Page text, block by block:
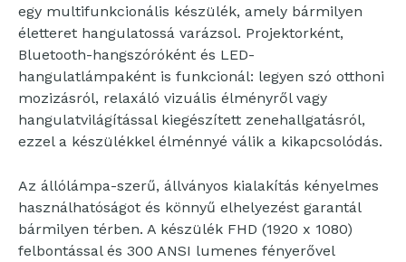
egy multifunkcionális készülék, amely bármilyen
életteret hangulatossá varázsol. Projektorként,
Bluetooth-hangszóróként és LED-
hangulatlámpaként is funkcionál: legyen szó otthoni
mozizásról, relaxáló vizuális élményről vagy
hangulatvilágítással kiegészített zenehallgatásról,
ezzel a készülékkel élménnyé válik a kikapcsolódás.
Az állólámpa-szerű, állványos kialakítás kényelmes
használhatóságot és könnyű elhelyezést garantál
bármilyen térben. A készülék FHD (1920 x 1080)
felbontással és 300 ANSI lumenes fényerővel